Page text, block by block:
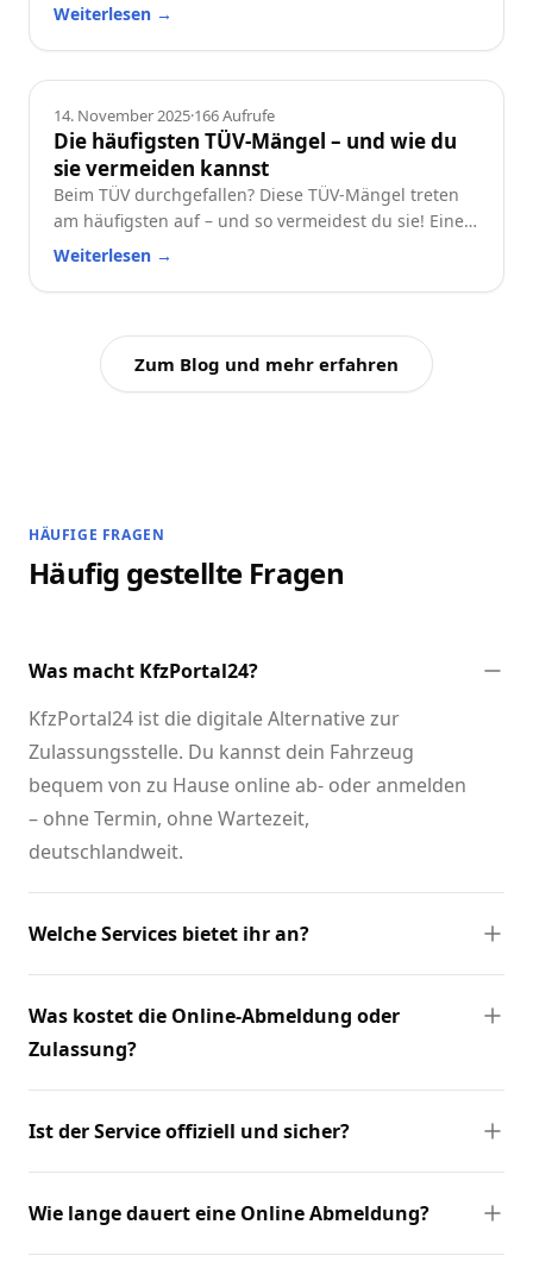
reduzieren. Erfahre, welche Faktoren besonders
wertstabil hältst.
Weiterlesen →
Ratgeber
14. November 2025·166Aufrufe
Die häufigsten TÜV-Mängel – und wie du
sie vermeiden kannst
Beim TÜV durchgefallen? Diese TÜV-Mängel treten
am häufigsten auf – und so vermeidest du sie! Eine
praktische Checkliste für alle Autofahrer.
Weiterlesen →
Zum Blog und mehr erfahren
HÄUFIGE FRAGEN
Häufig gestellte Fragen
Was macht KfzPortal24?
KfzPortal24 ist die digitale Alternative zur
Zulassungsstelle. Du kannst dein Fahrzeug
bequem von zu Hause online ab- oder anmelden
– ohne Termin, ohne Wartezeit,
deutschlandweit.
Welche Services bietet ihr an?
Was kostet die Online-Abmeldung oder
Zulassung?
Ist der Service offiziell und sicher?
Wie lange dauert eine Online Abmeldung?